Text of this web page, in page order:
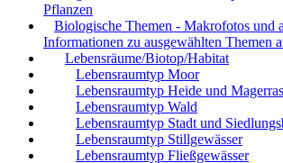
Pflanzen
Biologische Themen - Makrofotos und
Informationen zu ausgewählten Themen
Lebensräume/Biotop/Habitat
Lebensraumtyp Moor
Lebensraumtyp Heide und
Lebensraumtyp Wald
Lebensraumtyp Stadt und
Lebensraumtyp Stillgewässer
Lebensraumtyp Fließgewässer